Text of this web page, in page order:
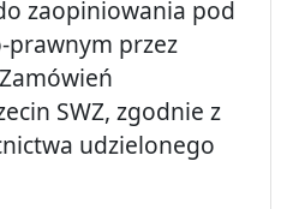
zaopiniowania pod
przez
SWZ, zgodnie z
udzielonego